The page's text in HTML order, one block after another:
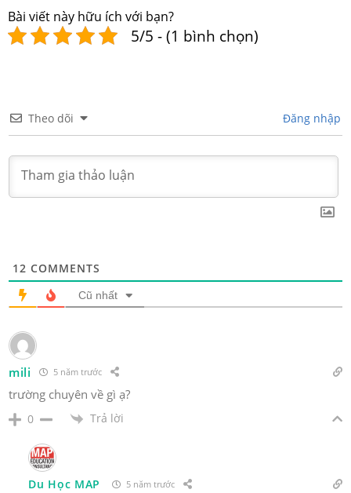
Bài viết này hữu ích với bạn?
5/5 - (1 bình chọn)
Theo dõi Đăng nhập
12 COMMENTS
Cũ nhất
mili 5 năm trước
trường chuyên về gì ạ?
0 Trả lời
Du Học MAP 5 năm trước